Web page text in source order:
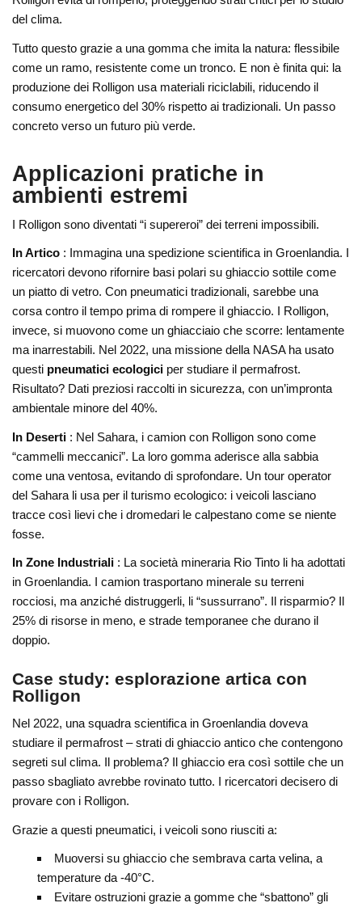
del clima.
Tutto questo grazie a una gomma che imita la natura: flessibile
come un ramo, resistente come un tronco. E non è finita qui: la
produzione dei Rolligon usa materiali riciclabili, riducendo il
consumo energetico del 30% rispetto ai tradizionali. Un passo
concreto verso un futuro più verde.
Applicazioni pratiche in
ambienti estremi
I Rolligon sono diventati “i supereroi” dei terreni impossibili.
In Artico : Immagina una spedizione scientifica in Groenlandia. I
ricercatori devono rifornire basi polari su ghiaccio sottile come
un piatto di vetro. Con pneumatici tradizionali, sarebbe una
corsa contro il tempo prima di rompere il ghiaccio. I Rolligon,
invece, si muovono come un ghiacciaio che scorre: lentamente
ma inarrestabili. Nel 2022, una missione della NASA ha usato
questi pneumatici ecologici per studiare il permafrost.
Risultato? Dati preziosi raccolti in sicurezza, con un’impronta
ambientale minore del 40%.
In Deserti : Nel Sahara, i camion con Rolligon sono come
“cammelli meccanici”. La loro gomma aderisce alla sabbia
come una ventosa, evitando di sprofondare. Un tour operator
del Sahara li usa per il turismo ecologico: i veicoli lasciano
tracce così lievi che i dromedari le calpestano come se niente
fosse.
In Zone Industriali : La società mineraria Rio Tinto li ha adottati
in Groenlandia. I camion trasportano minerale su terreni
rocciosi, ma anziché distruggerli, li “sussurrano”. Il risparmio? Il
25% di risorse in meno, e strade temporanee che durano il
doppio.
Case study: esplorazione artica con
Rolligon
Nel 2022, una squadra scientifica in Groenlandia doveva
studiare il permafrost – strati di ghiaccio antico che contengono
segreti sul clima. Il problema? Il ghiaccio era così sottile che un
passo sbagliato avrebbe rovinato tutto. I ricercatori decisero di
provare con i Rolligon.
Grazie a questi pneumatici, i veicoli sono riusciti a:
Muoversi su ghiaccio che sembrava carta velina, a
temperature da -40°C.
Evitare ostruzioni grazie a gomme che “sbattono” gli